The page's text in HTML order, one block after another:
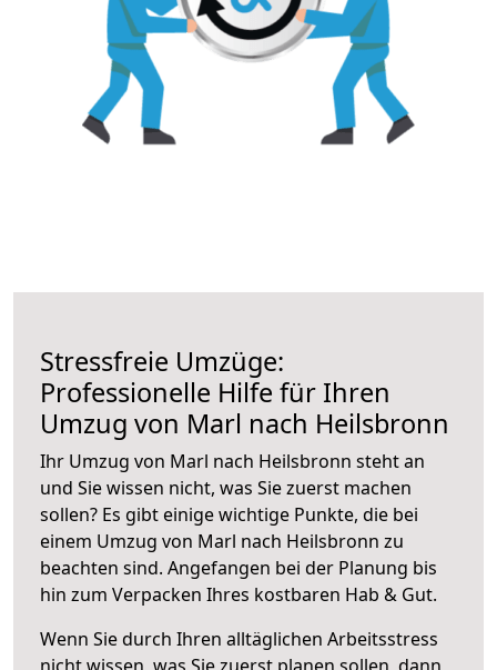
Stressfreie Umzüge:
Professionelle Hilfe für Ihren
Umzug von Marl nach Heilsbronn
Ihr Umzug von Marl nach Heilsbronn steht an
und Sie wissen nicht, was Sie zuerst machen
sollen? Es gibt einige wichtige Punkte, die bei
einem Umzug von Marl nach Heilsbronn zu
beachten sind. Angefangen bei der Planung bis
hin zum Verpacken Ihres kostbaren Hab & Gut.
Wenn Sie durch Ihren alltäglichen Arbeitsstress